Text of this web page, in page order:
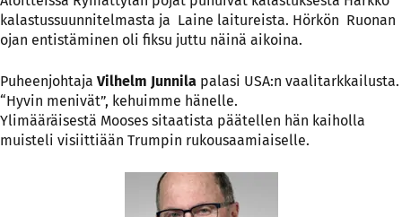
kalastussuunnitelmasta ja Laine laitureista. Hörkön Ruonan
ojan entistäminen oli fiksu juttu näinä aikoina.
Puheenjohtaja Vilhelm Junnila palasi USA:n vaalitarkkailusta.
“Hyvin menivät”, kehuimme hänelle.
Ylimääräisestä Mooses sitaatista päätellen hän kaiholla
muisteli visiittiään Trumpin rukousaamiaiselle.